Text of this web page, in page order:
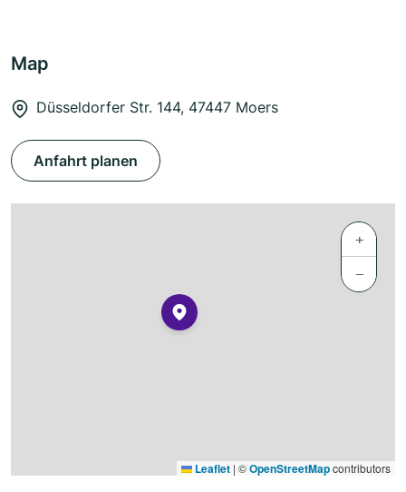
Map
Düsseldorfer Str. 144, 47447 Moers
Anfahrt planen
+
−
Leaflet | ©OpenStreetMapcontributors